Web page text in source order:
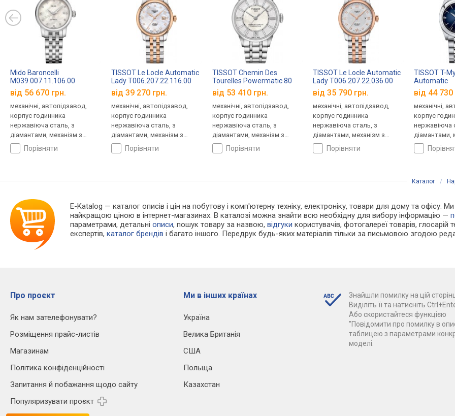
Mido Baroncelli
M039.007.11.106.00
від 56 670 грн.
механічні, автопідзавод,
корпус годинника
нержавіюча сталь, з
діамантами, механізм з
каменями, прозора задня
кришка, ремінець: браслет
порівняти
TISSOT Le Locle Automatic
Lady T006.207.22.116.00
від 39 270 грн.
механічні, автопідзавод,
корпус годинника
нержавіюча сталь, з
діамантами, механізм з
каменями, прозора задня
кришка, ремінець: браслет
порівняти
TISSOT Chemin Des
Tourelles Powermatic 80
Lady T099.207.11.116.00
від 53 410 грн.
механічні, автопідзавод,
корпус годинника
нержавіюча сталь, з
діамантами, механізм з
каменями, прозора задня
кришка, ремінець: браслет
порівняти
TISSOT Le Locle Automatic
Lady T006.207.22.036.00
від 35 790 грн.
механічні, автопідзавод,
корпус годинника
нержавіюча сталь, з
діамантами, механізм з
каменями, прозора задня
кришка, ремінець: браслет
порівняти
TISSOT T-
Automatic
від 44 730
механічні,
корпус
нержавіюча
діамантами,
каменями,
сталь, WR
Каталог /
E-Katalog — каталог описів і цін на побутову і комп'ютерну техніку, електроніку, товари для дому та офісу.
найкращою ціною в інтернет-магазинах. В каталозі можна знайти всю необхідну для вибору інформацію —
параметрами, детальніописи, пошук товару за назвою,відгуки користувачів, фотогалереї товарів, глосарій
експертів,каталог брендів і багато іншого. Передрук будь-яких матеріалів тільки за письмовою згодою
Про проєкт
Як нам зателефонувати?
Розміщення прайс-листів
Магазинам
Політика конфіденційності
Запитання й побажання щодо сайту
Популяризувати проєкт
Ми в інших країнах
Україна
Велика Британія
США
Польща
Казахстан
Знайшли помилку на цій
Виділіть її та натисніть
Або скористайтеся функцією
"Повідомити про помилку в
таблицею з параметрами
моделі.